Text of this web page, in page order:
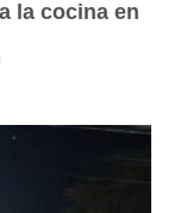
la cocina en